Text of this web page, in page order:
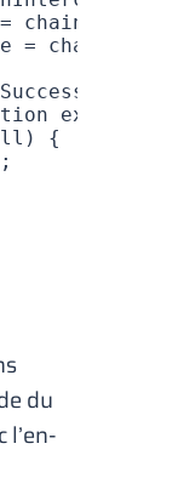
= chain
= chain
ex
) {
;
du
l’en-